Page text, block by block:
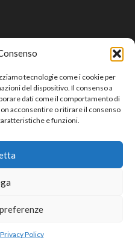
tecnologie come i cookie per
del dispositivo. Il consenso a
dati come il comportamento di
acconsentire o ritirare il consenso
e funzioni.
Privacy Policy
0
Cart
Gioielleria